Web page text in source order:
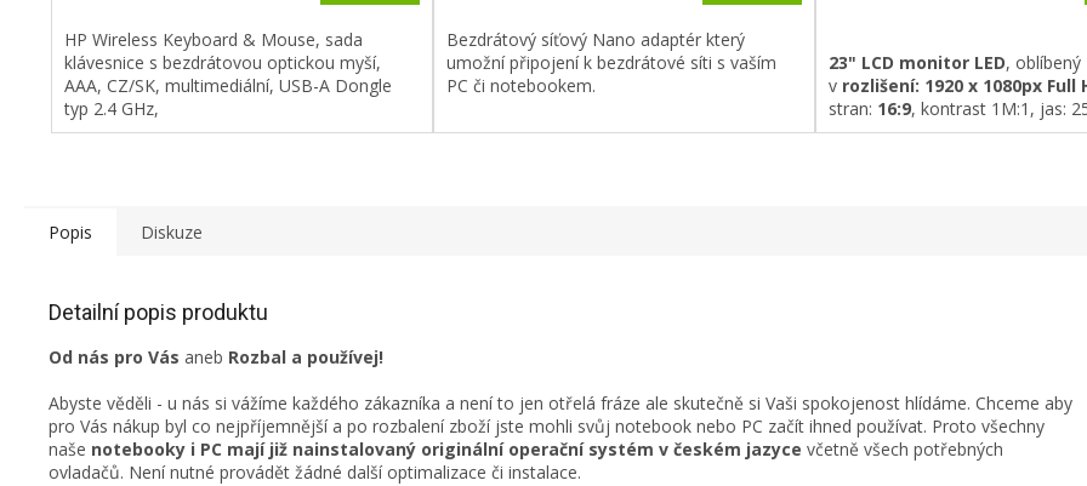
HP Wireless Keyboard & Mouse, sada
klávesnice s bezdrátovou optickou myší,
AAA, CZ/SK, multimediální, USB-A Dongle
typ 2.4 GHz,
Bezdrátový síťový Nano adaptér který
umožní připojení k bezdrátové síti s vaším
PC či notebookem.
23" LCD monitor LED, oblíbený
v rozlišení: 1920 x 1080px Full
stran: 16:9, kontrast 1M:1, jas:
doba odezvy: 5ms,DVI,
Popis Diskuze
Detailní popis produktu
Od nás pro Vás aneb Rozbal a používej!
Abyste věděli - u nás si vážíme každého zákazníka a není to jen otřelá fráze ale skutečně si Vaši spokojenost hlídáme. Chceme aby
pro Vás nákup byl co nejpříjemnější a po rozbalení zboží jste mohli svůj notebook nebo PC začít ihned používat. Proto všechny
naše notebooky i PC mají již nainstalovaný originální operační systém v českém jazyce včetně všech potřebných
ovladačů. Není nutné provádět žádné další optimalizace či instalace.